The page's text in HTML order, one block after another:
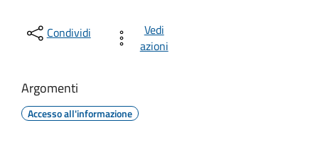
Condividi
Vedi
azioni
Argomenti
Accesso all'informazione